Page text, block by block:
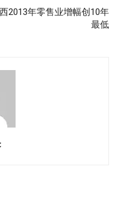
2013年零售业增幅创10年
最低